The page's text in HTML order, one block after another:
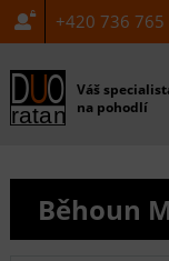
+420 736 765
Váš
na pohodlí
Běhoun